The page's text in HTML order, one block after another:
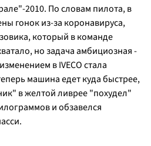
2010. По словам пилота, в
гонок из-за коронавируса,
который в команде
но задача амбициозная -
в IVECO стала
машина едет куда быстрее,
в желтой ливрее "похудел"
и обзавелся